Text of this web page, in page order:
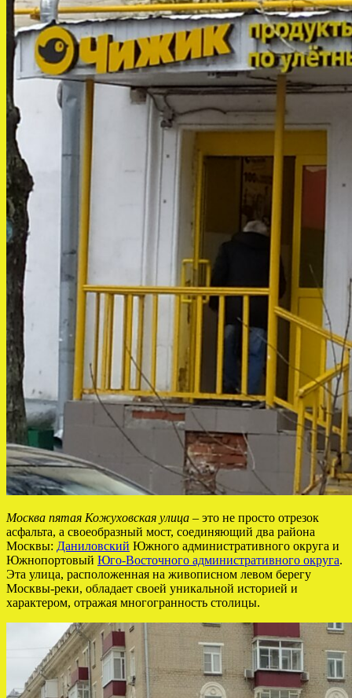
Москва пятая Кожуховская улица – это не просто отрезок
асфальта, а своеобразный мост, соединяющий два района
Москвы: Даниловский Южного административного округа и
Южнопортовый Юго-Восточного административного округа.
Эта улица, расположенная на живописном левом берегу
Москвы-реки, обладает своей уникальной историей и
характером, отражая многогранность столицы.